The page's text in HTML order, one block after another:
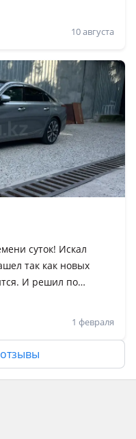
для
3.5-литровый
себя уверенно
выезжает
, ни заднеприводные
тот не
бұйырсын Алла
10 августа
суток! Искал
так как новых
И решил по
Машина конечно не
высше чем Камри!
машина
Реально срывается
резвая экономичная
ней. Это не
всё будет понятно
1 февраля